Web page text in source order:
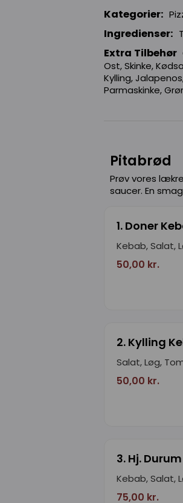
Kategorier:
Ingredienser:
Extra Tilbehør
Ost, Skinke,
Kylling,
Parmaskinke,
Pitabrød
Prøv vores
saucer. En
1. Doner
Kebab, Salat,
50,00 kr.
2. Kylling
Salat, Løg,
50,00 kr.
3. Hj.
Kebab, Salat,
75,00 kr.